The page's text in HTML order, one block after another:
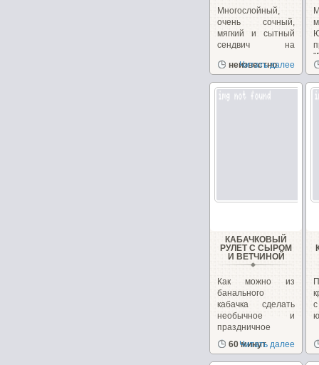
Многослойный,
очень сочный,
мягкий и сытный
сендвич на
закуску!...
неизвестно
Читать далее
КАБАЧКОВЫЙ
РУЛЕТ С СЫРОМ
И ВЕТЧИНОЙ
Как можно из
банального
кабачка сделать
необычное и
праздничное
блюдо. Взяв...
60 минут
Читать далее